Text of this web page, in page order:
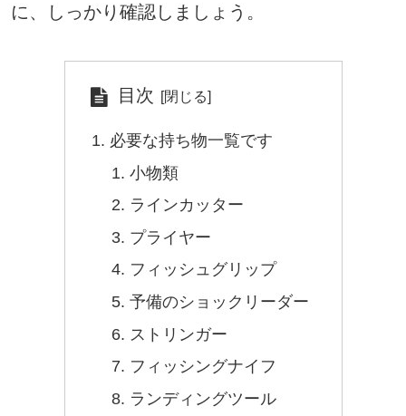
に、しっかり確認しましょう。
目次
必要な持ち物一覧です
小物類
ラインカッター
プライヤー
フィッシュグリップ
予備のショックリーダー
ストリンガー
フィッシングナイフ
ランディングツール